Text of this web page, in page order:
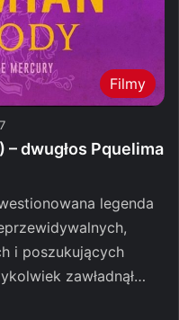
Filmy
dwugłos Pquelima
legenda
i poszukujących
zawładnął…